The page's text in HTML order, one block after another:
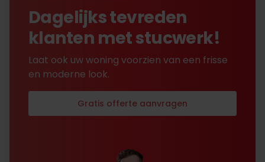
Dagelijks tevreden
klanten met stucwerk!
Laat ook uw woning voorzien van een frisse
en moderne look.
Gratis offerte aanvragen